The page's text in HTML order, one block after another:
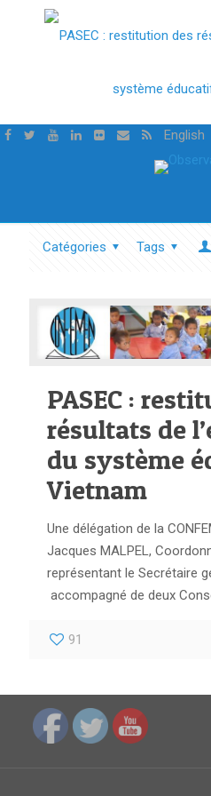
English
Catégories Tags
PASEC :
résultats de
du système
Vietnam
Une délégation de la
Jacques MALPEL,
représentant le Secrétaire
accompagné de deux
91